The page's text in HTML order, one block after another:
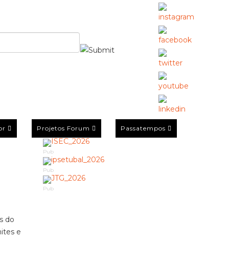
Projetos Forum Passatempos
do
e
Pub
Pub
Pub